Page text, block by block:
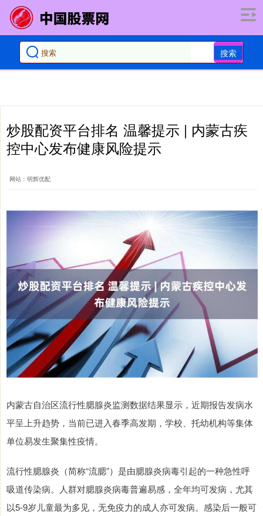
搜索
炒股配资平台排名 温馨提示 | 内蒙古疾
控中心发布健康风险提示
网站：明辉优配
内蒙古自治区流行性腮腺炎监测数据结果显示，近期报告发病水
平呈上升趋势，当前已进入春季高发期，学校、托幼机构等集体
单位易发生聚集性疫情。
流行性腮腺炎（简称“流腮”）是由腮腺炎病毒引起的一种急性呼
吸道传染病。人群对腮腺炎病毒普遍易感，全年均可发病，尤其
以5-9岁儿童最为多见，无免疫力的成人亦可发病。感染后一般可